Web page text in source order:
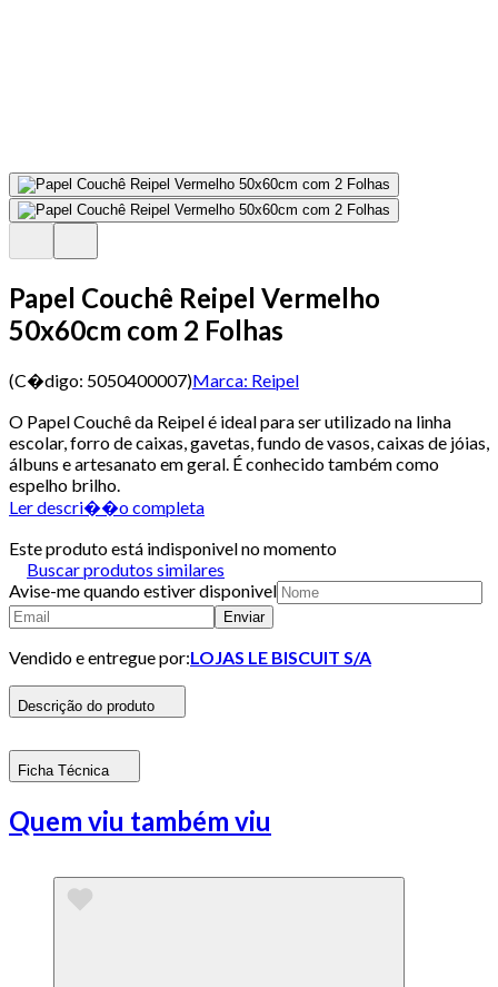
Papel Couchê Reipel Vermelho
50x60cm com 2 Folhas
(C�digo: 5050400007)Marca: Reipel
O Papel Couchê da Reipel é ideal para ser utilizado na linha
escolar, forro de caixas, gavetas, fundo de vasos, caixas de jóias,
álbuns e artesanato em geral. É conhecido também como
espelho brilho.
Ler descri��o completa
Este produto está indisponivel no momento
Buscar produtos similares
Avise-me quando estiver disponivel
Enviar
Vendido e entregue por:LOJAS LE BISCUIT S/A
Descrição do produto
Ficha Técnica
Quem viu também viu